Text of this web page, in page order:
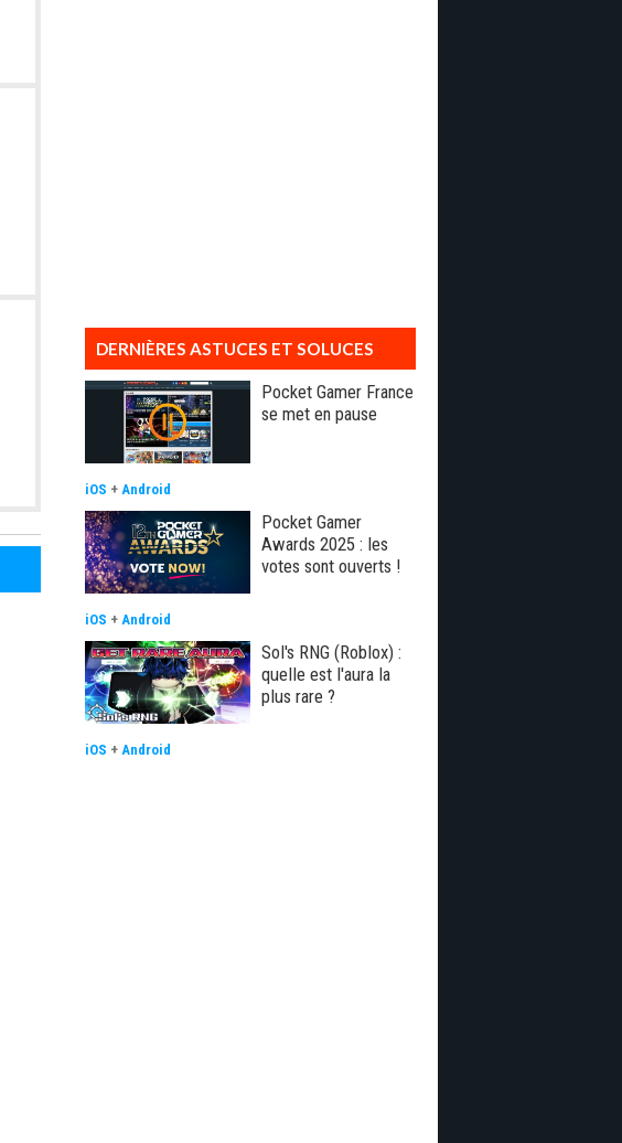
DERNIÈRES ASTUCES ET SOLUCES
Pocket Gamer France
se met en pause
iOS + Android
Pocket Gamer
Awards 2025 : les
votes sont ouverts !
iOS + Android
Sol's RNG (Roblox) :
quelle est l'aura la
plus rare ?
iOS + Android